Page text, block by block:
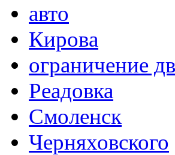
авто
Кирова
ограничение
Реадовка
Смоленск
Черняховского